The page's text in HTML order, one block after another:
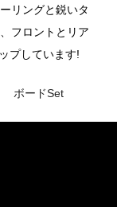
リングと鋭いタ
フロントとリア
プしています!
ボードSet